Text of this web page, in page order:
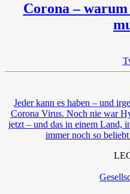
Corona – warum
Jeder kann es haben – und
Corona Virus. Noch nie war
jetzt – und das in einem Land,
immer noch so